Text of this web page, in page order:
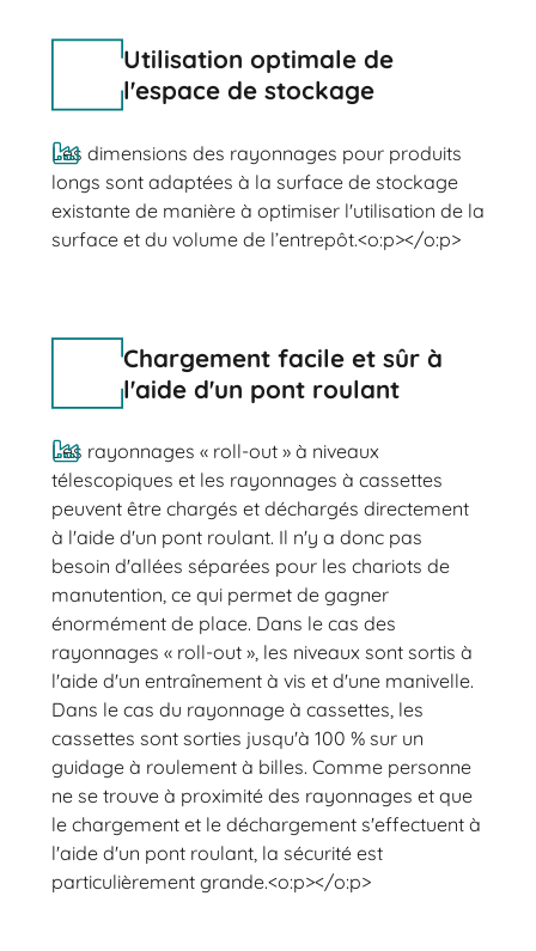
Utilisation optimale de
l'espace de stockage
Les dimensions des rayonnages pour produits
longs sont adaptées à la surface de stockage
existante de manière à optimiser l'utilisation de la
surface et du volume de l’entrepôt.<o:p></o:p>
Chargement facile et sûr à
l'aide d'un pont roulant
Les rayonnages « roll-out » à niveaux
télescopiques et les rayonnages à cassettes
peuvent être chargés et déchargés directement
à l'aide d'un pont roulant. Il n'y a donc pas
besoin d'allées séparées pour les chariots de
manutention, ce qui permet de gagner
énormément de place. Dans le cas des
rayonnages « roll-out », les niveaux sont sortis à
l'aide d'un entraînement à vis et d'une manivelle.
Dans le cas du rayonnage à cassettes, les
cassettes sont sorties jusqu'à 100 % sur un
guidage à roulement à billes. Comme personne
ne se trouve à proximité des rayonnages et que
le chargement et le déchargement s'effectuent à
l'aide d'un pont roulant, la sécurité est
particulièrement grande.<o:p></o:p>